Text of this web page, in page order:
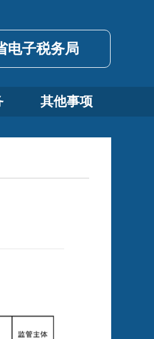
电子税务局
其他事项